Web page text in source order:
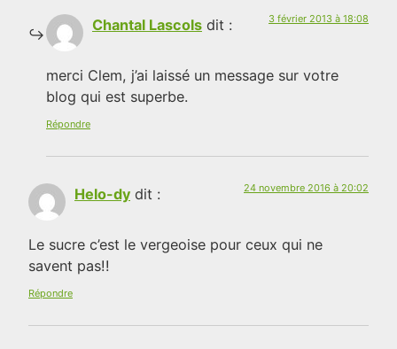
Chantal Lascols dit : 3 février 2013 à 18:08
merci Clem, j’ai laissé un message sur votre
blog qui est superbe.
Répondre
Helo-dy dit : 24 novembre 2016 à 20:02
Le sucre c’est le vergeoise pour ceux qui ne
savent pas!!
Répondre